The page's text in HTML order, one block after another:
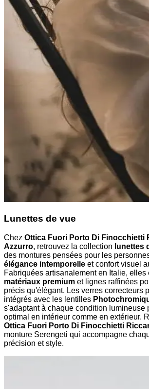
Lunettes de vue
Chez Ottica Fuori Porto Di Finocchietti
Azzurro, retrouvez la collection lunettes
des montures pensées pour les
élégance intemporelle et confort visuel
Fabriquées artisanalement en Italie, elles
matériaux premium et lignes raffinées
précis qu'élégant. Les verres correcteurs
intégrés avec les lentilles
s'adaptant à chaque condition lumineuse
optimal en intérieur comme en extérieur.
Ottica Fuori Porto Di Finocchietti
monture Serengeti qui accompagne
précision et style.